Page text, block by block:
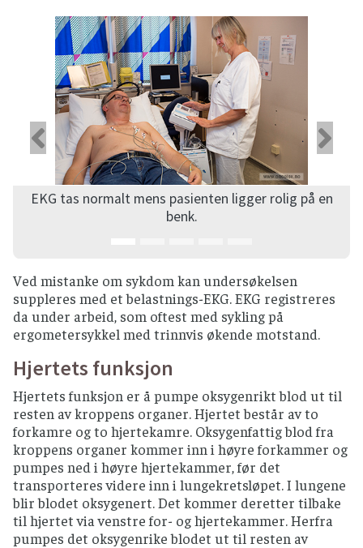
EKG tas normalt mens pasienten ligger rolig på en
benk.
Forrige
Ved mistanke om sykdom kan undersøkelsen
suppleres med et belastnings-EKG. EKG registreres
da under arbeid, som oftest med sykling på
ergometersykkel med trinnvis økende motstand.
Hjertets funksjon
Hjertets funksjon er å pumpe oksygenrikt blod ut til
resten av kroppens organer. Hjertet består av to
forkamre og to hjertekamre. Oksygenfattig blod fra
kroppens organer kommer inn i høyre forkammer og
pumpes ned i høyre hjertekammer, før det
transporteres videre inn i lungekretsløpet. I lungene
blir blodet oksygenert. Det kommer deretter tilbake
til hjertet via venstre for- og hjertekammer. Herfra
pumpes det oksygenrike blodet ut til resten av